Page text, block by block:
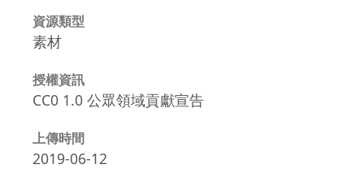
資源類型
素材
授權資訊
CC0 1.0 公眾領域貢獻宣告
上傳時間
2019-06-12